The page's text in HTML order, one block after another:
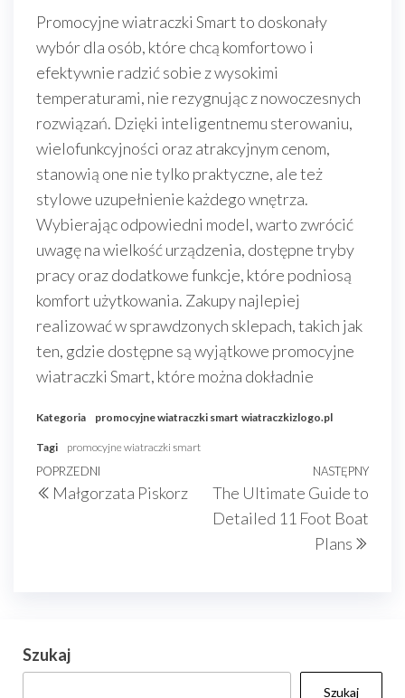
Promocyjne wiatraczki Smart to doskonały
wybór dla osób, które chcą komfortowo i
efektywnie radzić sobie z wysokimi
temperaturami, nie rezygnując z nowoczesnych
rozwiązań. Dzięki inteligentnemu sterowaniu,
wielofunkcyjności oraz atrakcyjnym cenom,
stanowią one nie tylko praktyczne, ale też
stylowe uzupełnienie każdego wnętrza.
Wybierając odpowiedni model, warto zwrócić
uwagę na wielkość urządzenia, dostępne tryby
pracy oraz dodatkowe funkcje, które podniosą
komfort użytkowania. Zakupy najlepiej
realizować w sprawdzonych sklepach, takich jak
ten, gdzie dostępne są wyjątkowe promocyjne
wiatraczki Smart, które można dokładnie
Kategoria promocyjne wiatraczki smart wiatraczkizlogo.pl
Tagi promocyjne wiatraczki smart
Nawigacja
wpisu
Poprzedni
wpis
POPRZEDNI
Małgorzata Piskorz
NASTĘPNY
The Ultimate Guide to
Detailed 11 Foot Boat
Plans
Szukaj
Szukaj